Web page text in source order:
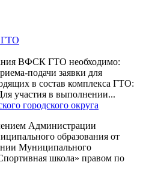
ГТО
ВФСК ГТО необходимо:
подачи заявки для
в состав комплекса ГТО:
участия в выполнении...
городского округа
Администрации
образования от
Муниципального
школа» правом по